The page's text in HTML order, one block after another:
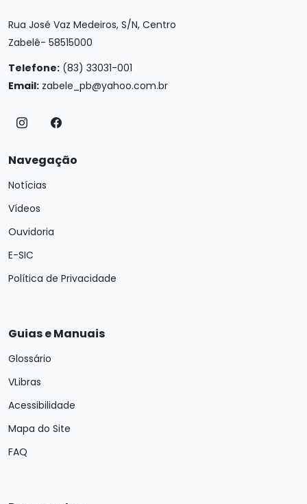
Rua José Vaz Medeiros, S/N, Centro
Zabelê- 58515000
Telefone: (83) 33031-001
Email: zabele_pb@yahoo.com.br
Navegação
Notícias
Vídeos
Ouvidoria
E-SIC
Política de Privacidade
Guias e Manuais
Glossário
VLibras
Acessibilidade
Mapa do Site
FAQ